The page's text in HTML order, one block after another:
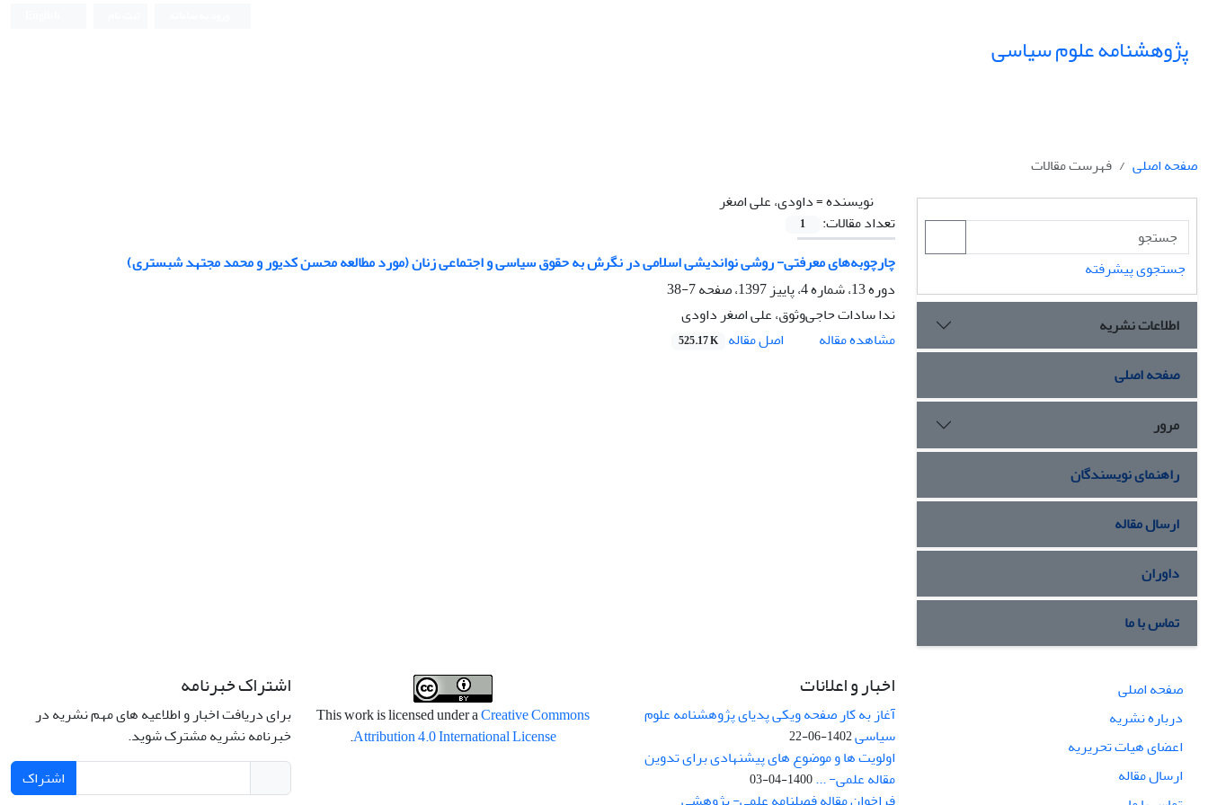
پژوهشنامه علوم سیاسی
صفحه اصلی
فهرست مقالات
نویسنده =داودی، علی اصغر
تعداد مقالات:
1
چارچوبه‌های معرفتی- روشی نواندیشی اسلامی در نگرش به حقوق سیاسی و اجتماعی زنان (مورد مطالعه محسن کدیور و محمد مجتهد شبستری)
دوره 13، شماره 4، پاییز 1397، صفحه
7-38
ندا سادات حاجی‌وثوق، علی اصغر داودی
مشاهده مقاله
اصل مقاله 525.17 K
جستجوی پیشرفته
اطلاعات نشریه
صفحه اصلی
مرور
راهنمای نویسندگان
ارسال مقاله
داوران
تماس با ما
صفحه اصلی
درباره نشریه
اعضای هیات تحریریه
ارسال مقاله
اخبار و اعلانات
آغاز به کار صفحه ویکی پدیای پژوهشنامه علوم
سیاسی1402-06-22
اولویت ها و موضوع های پیشنهادی برای تدوین
مقاله علمی- ...1400-04-03
This work is licensed under aCreative Commons
Attribution 4.0 International License
.
اشتراک خبرنامه
برای دریافت اخبار و اطلاعیه های مهم نشریه در
خبرنامه نشریه مشترک شوید.
اشتراک